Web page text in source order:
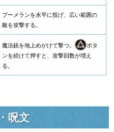
ブーメランを水平に投げ、広い範囲の
敵を攻撃する。
魔法銃を地上めがけて撃つ。
ボタ
ンを続けて押すと、攻撃回数が増え
る。
呪文